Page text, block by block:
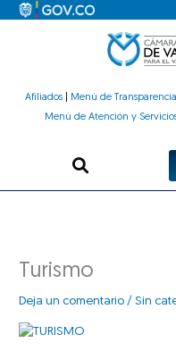
Afiliados| Menú de
Menú de Atención y
Turismo
Deja un comentario /Sin